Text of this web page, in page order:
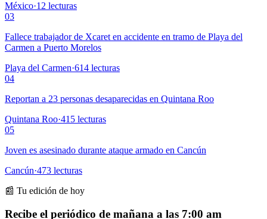
México·12 lecturas
03
Fallece trabajador de Xcaret en accidente en tramo de Playa del
Carmen a Puerto Morelos
Playa del Carmen·614 lecturas
04
Reportan a 23 personas desaparecidas en Quintana Roo
Quintana Roo·415 lecturas
05
Joven es asesinado durante ataque armado en Cancún
Cancún·473 lecturas
📰 Tu edición de hoy
Recibe el periódico de mañana a las 7:00 am